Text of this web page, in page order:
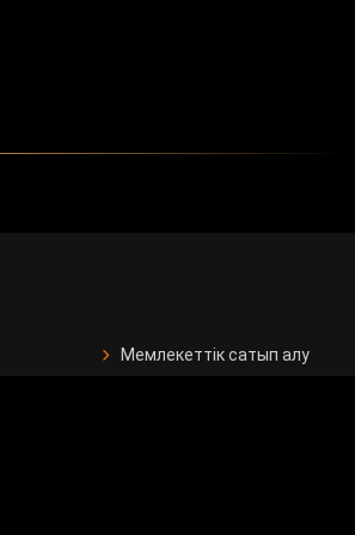
Мемлекеттік сатып алу